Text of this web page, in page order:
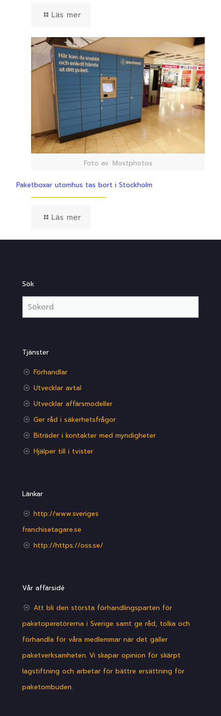
Läs mer
Foto av: Mostphotos
Paketboxar utomhus tas bort i Stockholm
Läs mer
Sök
Tjänster
Förhandlar
Utvecklar avtal
Utvecklar affärsmodeller
Ger råd i säkerhetsfrågor
Biträder i kontakter med myndigheter
Hjälper till i tvister
Länkar
http://www.sveriges
franchisetagare.se
http://https://oss.se/
Vår affärsidé
Att bli den största förhandlingsparten för
paketoperatörerna i Sverige samt ge råd, tolka och
förhandla för våra medlemmar när det gäller
paketverksamheten. Vi skapar opinion för skärpt
lagstiftning och arbetar för bättre ersättning för
paketombuden.